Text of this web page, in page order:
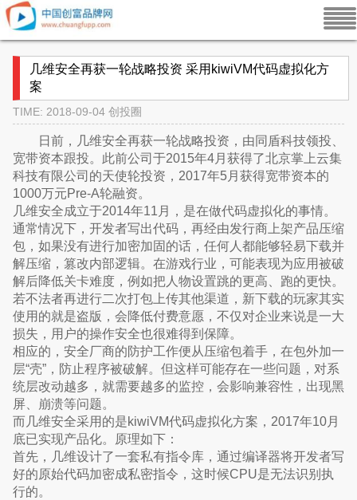
几维安全再获一轮战略投资 采用kiwiVM代码虚拟化方
案
TIME: 2018-09-04 创投圈
日前，几维安全再获一轮战略投资，由同盾科技领投、
宽带资本跟投。此前公司于2015年4月获得了北京掌上云集
科技有限公司的天使轮投资，2017年5月获得宽带资本的
1000万元Pre-A轮融资。
几维安全成立于2014年11月，是在做代码虚拟化的事情。
通常情况下，开发者写出代码，再经由发行商上架产品压缩
包，如果没有进行加密加固的话，任何人都能够轻易下载并
解压缩，篡改内部逻辑。在游戏行业，可能表现为应用被破
解后降低关卡难度，例如把人物设置跳的更高、跑的更快。
若不法者再进行二次打包上传其他渠道，新下载的玩家其实
使用的就是盗版，会降低付费意愿，不仅对企业来说是一大
损失，用户的操作安全也很难得到保障。
相应的，安全厂商的防护工作便从压缩包着手，在包外加一
层“壳”，防止程序被破解。但这样可能存在一些问题，对系
统层改动越多，就需要越多的监控，会影响兼容性，出现黑
屏、崩溃等问题。
而几维安全采用的是kiwiVM代码虚拟化方案，2017年10月
底已实现产品化。原理如下：
首先，几维设计了一套私有指令库，通过编译器将开发者写
好的原始代码加密成私密指令，这时候CPU是无法识别执
行的。